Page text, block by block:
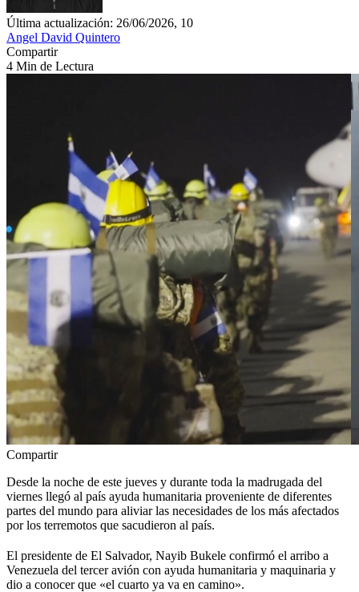
Última actualización: 26/06/2026, 10
Angel David Quintero
Compartir
4 Min de Lectura
Compartir
Desde la noche de este jueves y durante toda la madrugada del
viernes llegó al país ayuda humanitaria proveniente de diferentes
partes del mundo para aliviar las necesidades de los más afectados
por los terremotos que sacudieron al país.
El presidente de El Salvador, Nayib Bukele confirmó el arribo a
Venezuela del tercer avión con ayuda humanitaria y maquinaria y
dio a conocer que «el cuarto ya va en camino».